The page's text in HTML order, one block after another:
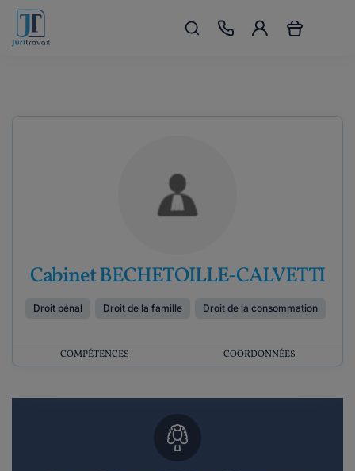
Cabinet BECHETOILLE-CALVETTI
Droit pénal Droit de la famille Droit de la consommation
COMPÉTENCES COORDONNÉES